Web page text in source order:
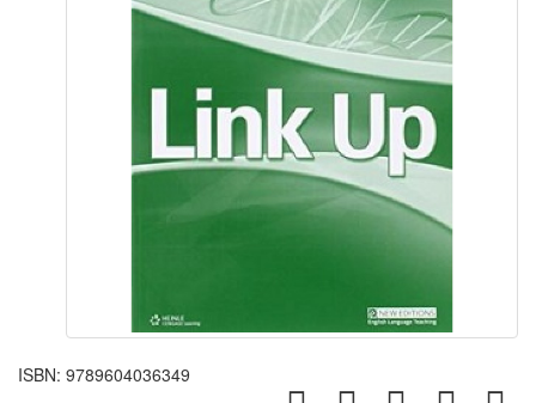
ISBN: 9789604036349